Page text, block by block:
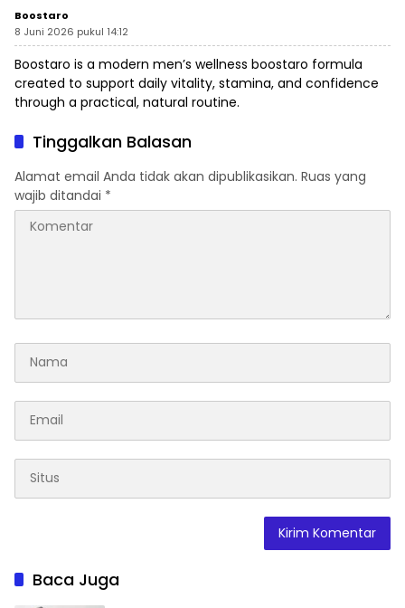
Boostaro
8 Juni 2026 pukul 14:12
Boostaro is a modern men’s wellness boostaro formula
created to support daily vitality, stamina, and confidence
through a practical, natural routine.
Tinggalkan Balasan
Alamat email Anda tidak akan dipublikasikan. Ruas yang
wajib ditandai *
Baca Juga